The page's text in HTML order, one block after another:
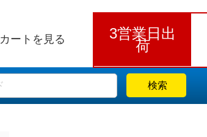
カートを見る 3営業日出
荷
検索